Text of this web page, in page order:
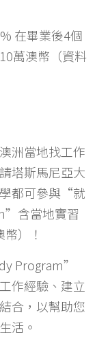
在畢業後4個
萬澳幣（資料
洲當地找工作
塔斯馬尼亞大
都可參與“就
含當地實習
）！
Program”
作經驗、建立
合，以幫助您
活。